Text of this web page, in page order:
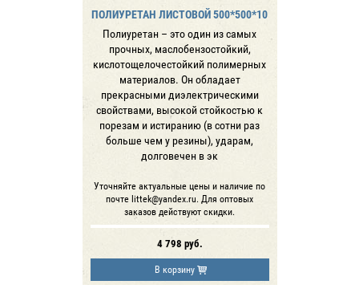
ПОЛИУРЕТАН ЛИСТОВОЙ 500*500*10
Полиуретан – это один из самых
прочных, маслобензостойкий,
кислотощелочестойкий полимерных
материалов. Он обладает
прекрасными диэлектрическими
свойствами, высокой стойкостью к
порезам и истиранию (в сотни раз
больше чем у резины), ударам,
долговечен в эк
Уточняйте актуальные цены и наличие по
почте littek@yandex.ru. Для оптовых
заказов действуют скидки.
4 798 руб.
В корзину